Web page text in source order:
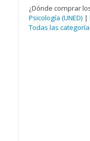
¿Dónde comprar
Psicología (UNED) |
Todas las